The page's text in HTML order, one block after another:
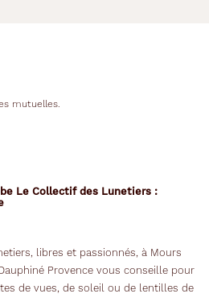
mutuelles.
Le Collectif des Lunetiers :
libres et passionnés, à Mours
Provence vous conseille pour
de vues, de soleil ou de lentilles de